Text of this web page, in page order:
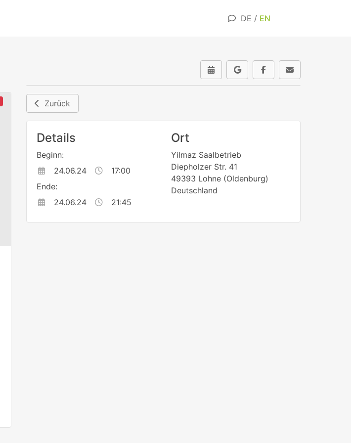
DE / EN
Zurück
Details
Beginn:
24.06.24
17:00
Ende:
24.06.24
21:45
Ort
Yilmaz Saalbetrieb
Diepholzer Str. 41
49393 Lohne (Oldenburg)
Deutschland